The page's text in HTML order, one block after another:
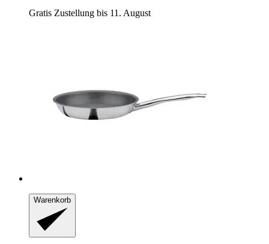
Gratis Zustellung bis 11. August
Warenkorb